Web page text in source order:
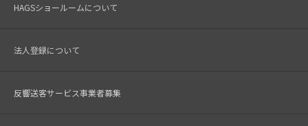
HAGSショールームについて
法人登録について
反響送客サービス事業者募集